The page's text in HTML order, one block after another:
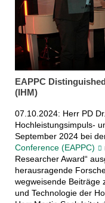
EAPPC
(IHM)
07.10.2024: Herr PD
Hochleistungsimpuls-
September 2024 bei
Conference (EAPPC)
Researcher Award“
herausragende
wegweisende Beiträge
und Technologie der